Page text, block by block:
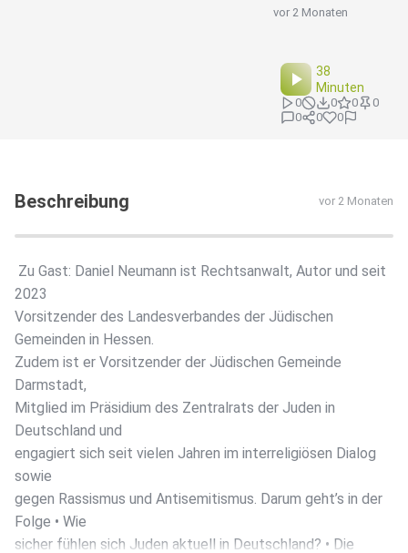
vor 2 Monaten
38
Minuten
0 0 0
0
0
0 0
Beschreibung vor 2 Monaten
️ Zu Gast: Daniel Neumann ist Rechtsanwalt, Autor und seit
2023
Vorsitzender des Landesverbandes der Jüdischen
Gemeinden in Hessen.
Zudem ist er Vorsitzender der Jüdischen Gemeinde
Darmstadt,
Mitglied im Präsidium des Zentralrats der Juden in
Deutschland und
engagiert sich seit vielen Jahren im interreligiösen Dialog
sowie
gegen Rassismus und Antisemitismus. Darum geht’s in der
Folge • Wie
sicher fühlen sich Juden aktuell in Deutschland? • Die